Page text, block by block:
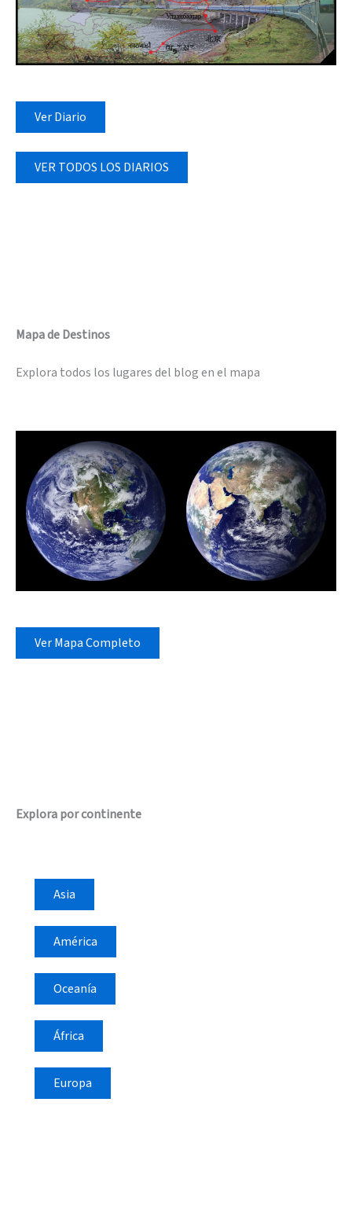
Ver Diario
VER TODOS LOS DIARIOS
Mapa de Destinos
Explora todos los lugares del blog en el mapa
Ver Mapa Completo
Explora por continente
Asia
América
Oceanía
África
Europa